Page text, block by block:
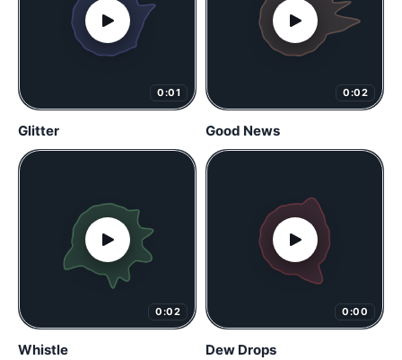
0:01
Glitter
0:02
Good News
0:02
Whistle
0:00
Dew Drops